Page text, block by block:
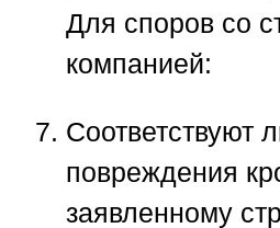
Для споров со
компанией:
Соответствуют
повреждения
заявленному